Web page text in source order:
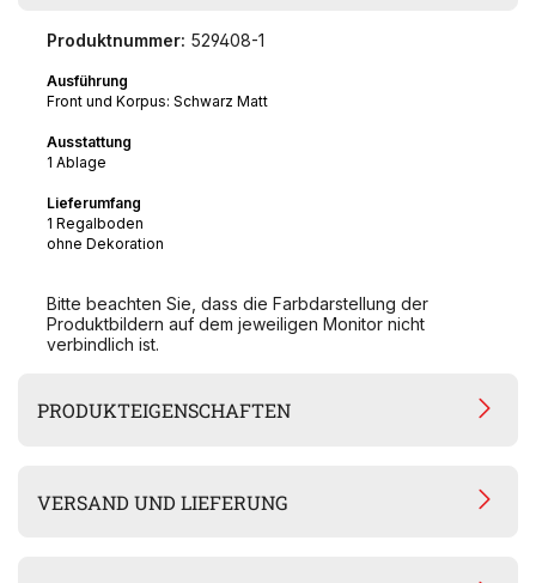
Produktnummer: 529408-1
Ausführung
Front und Korpus: Schwarz Matt
Ausstattung
1 Ablage
Lieferumfang
1 Regalboden
ohne Dekoration
Bitte beachten Sie, dass die Farbdarstellung der
Produktbildern auf dem jeweiligen Monitor nicht
verbindlich ist.
PRODUKTEIGENSCHAFTEN
VERSAND UND LIEFERUNG